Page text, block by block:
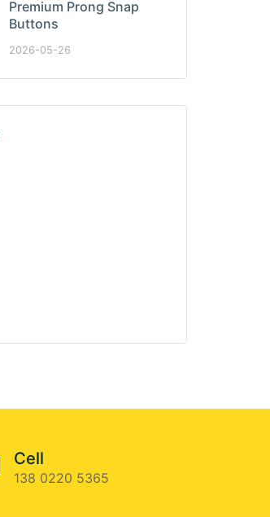
Premium Prong Snap
Buttons
2026-05-26
Cell
138 0220 5365